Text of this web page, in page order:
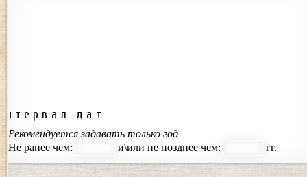
дат
Рекомендуется задавать только год
Не ранее чем:
и\или не позднее чем: гг.